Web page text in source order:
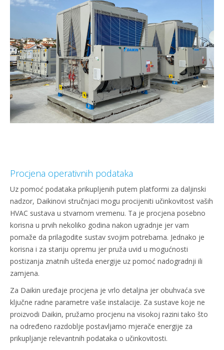
Procjena operativnih podataka
Uz pomoć podataka prikupljenih putem platformi za daljinski
nadzor, Daikinovi stručnjaci mogu procijeniti učinkovitost vaših
HVAC sustava u stvarnom vremenu. Ta je procjena posebno
korisna u prvih nekoliko godina nakon ugradnje jer vam
pomaže da prilagodite sustav svojim potrebama. Jednako je
korisna i za stariju opremu jer pruža uvid u mogućnosti
postizanja znatnih ušteda energije uz pomoć nadogradnji ili
zamjena.
Za Daikin uređaje procjena je vrlo detaljna jer obuhvaća sve
ključne radne parametre vaše instalacije. Za sustave koje ne
proizvodi Daikin, pružamo procjenu na visokoj razini tako što
na određeno razdoblje postavljamo mjerače energije za
prikupljanje relevantnih podataka o učinkovitosti.